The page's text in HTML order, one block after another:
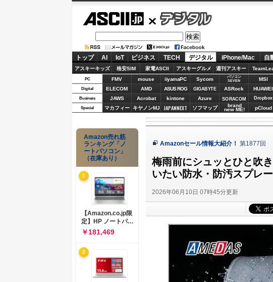
デジタル
トップ AI IoT ビジネス TECH デジタル iPhone/Mac 自
アスキーキッズ 格安SIM 家電ASCII アスキーグルメ 週刊アスキー
PC FMV mouse iiyamaPC Sycom
パソコン
SEVEN
MSI
Digital ELECOM AMD ASUS ROG GIGABYTE ASRock HUAWEI
Business JAWS Acrobat kintone Azure SORACOM Dropbox
Special マカフィー キヤノンMJ JAPANNEXT ソフマップ brand
new ME! pCloud
Amazonセール情報大紹介！ 第1877回
梅雨前にシュッとひと吹
いたい防水・防汚スプレー
2026年06月10日 07時45分更新
Amazon売れ筋
ランキング「ノ
ートパソコン」
（在庫あり）
1
【Amazon.co.jp限
定】HP ノートパソ
コン 15-fd 15.6イン
チ インテル Core 5
120U メモリ16GB
SSD512GB
Windows 11
Microsoft Office
2024搭載 WPS
￥181,469
2